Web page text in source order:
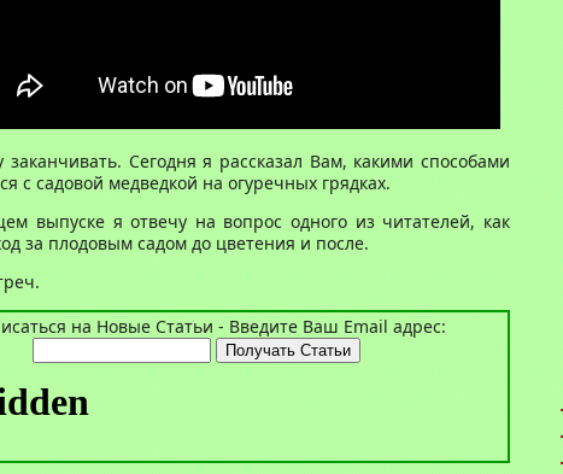
заканчивать. Сегодня я рассказал Вам, какими способами
с садовой медведкой на огуречных грядках.
выпуске я отвечу на вопрос одного из читателей, как
за плодовым садом до цветения и после.
на Новые Статьи - Введите Ваш Email адрес: